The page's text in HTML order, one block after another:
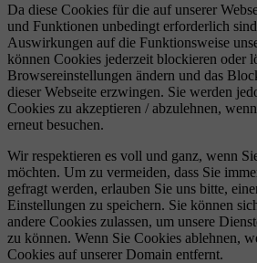
Da diese Cookies für die auf unserer
und Funktionen unbedingt erforderlich
Auswirkungen auf die Funktionsweise
können Cookies jederzeit blockieren oder
Browsereinstellungen ändern und das
dieser Webseite erzwingen. Sie werden
Cookies zu akzeptieren / abzulehnen,
erneut besuchen.
Wir respektieren es voll und ganz, wenn
möchten. Um zu vermeiden, dass Sie
gefragt werden, erlauben Sie uns bitte,
Einstellungen zu speichern. Sie können
andere Cookies zulassen, um unsere
zu können. Wenn Sie Cookies ablehnen,
Cookies auf unserer Domain entfernt.